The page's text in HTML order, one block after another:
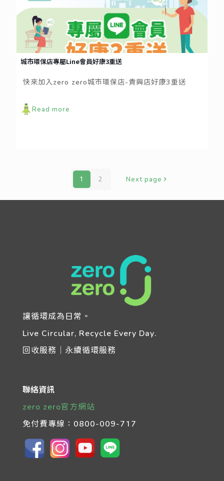
城市環保店專屬Line會員好康3重送
快來加入zero zero城市環保店-貴興店好康3重送
Read more
1 2 Next page
讓循環成為日常。
Live Circular, Recycle Every Day.
回收服務｜永續循環服務
聯絡資訊
zero zero官方網站
免付費專線： 0800-009-717